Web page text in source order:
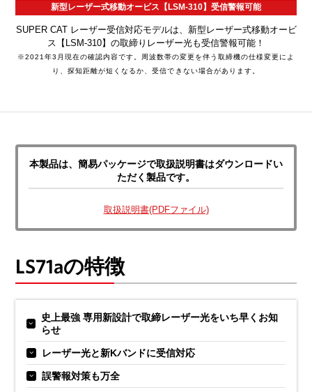
新型レーザー式移動オービス【LSM-310】受信警報可能
SUPER CAT レーザー受信対応モデルは、新型レーザー式移動オービ
ス【LSM-310】の取締りレーザー光も受信警報可能！
※2021年3月現在の確認内容です。周波数帯の変更を伴う取締機の仕様変更によ
り、探知距離が短くなるか、受信できない場合があります。
本製品は、簡易パッケージで取扱説明書はダウンロードい
ただく製品です。
取扱説明書(PDFファイル)
LS71aの特徴
史上最強 専用新設計で取締レーザー光をいち早くお知
らせ
レーザー光と新Kバンドに受信対応
誤警報対策も万全